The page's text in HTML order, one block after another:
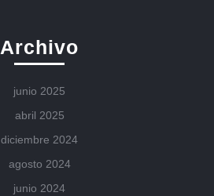
Archivo
junio 2025
abril 2025
diciembre 2024
agosto 2024
junio 2024